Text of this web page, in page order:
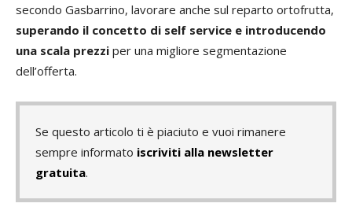
secondo Gasbarrino, lavorare anche sul reparto ortofrutta,
superando il concetto di self service e introducendo
una scala prezzi per una migliore segmentazione
dell’offerta.
Se questo articolo ti è piaciuto e vuoi rimanere
sempre informato iscriviti alla newsletter
gratuita.